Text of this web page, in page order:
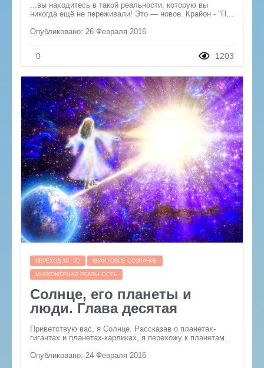
...вы находитесь в такой реальности, которую вы
никогда ещё не переживали! Это — новое. Крайон - "П...
Опубликовано: 26 Февраля 2016
0 1203
ПЕРЕХОД 3D- 5D КВАНТОВОЕ СОЗНАНИЕ
МНОГОМЕРНАЯ РЕАЛЬНОСТЬ
Солнце, его планеты и
люди. Глава десятая
Приветствую вас, я Солнце. Рассказав о планетах-
гигантах и планетах-карликах, я перехожу к планетам...
Опубликовано: 24 Февраля 2016